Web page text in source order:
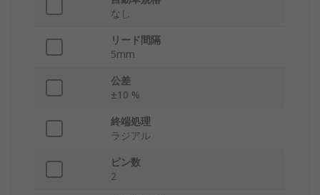
なし
リード間隔
5mm
公差
±10 %
終端処理
ラジアル
ピン数
2